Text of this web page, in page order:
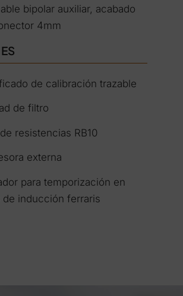
bipolar auxiliar, acabado
4mm
de calibración trazable
de filtro
resistencias RB10
externa
para temporización en
de inducción ferraris